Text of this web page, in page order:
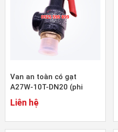
Van an toàn có gạt
A27W-10T-DN20 (phi
27mm)
Liên hệ